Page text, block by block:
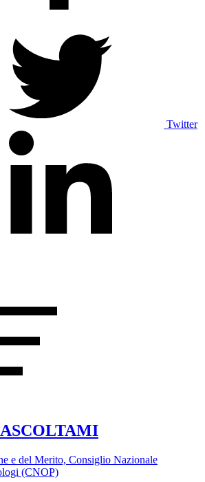
Twitter
e del Merito, Consiglio Nazionale
(CNOP)